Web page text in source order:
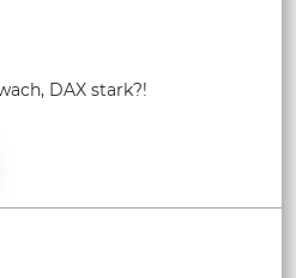
DAX stark?!